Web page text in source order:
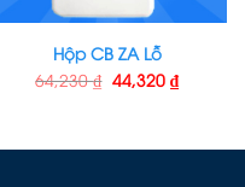
Hộp CB ZA Lỗ
64,230₫ 44,320 ₫